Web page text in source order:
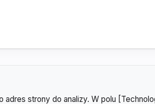
strony do analizy. W polu